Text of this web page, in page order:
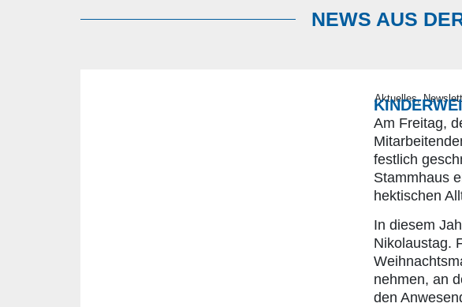
NEWS AUS
Aktuelles,
Am Freitag,
festlich
Stammhaus
hektischen
In diesem
Nikolaustag.
nehmen, an
den